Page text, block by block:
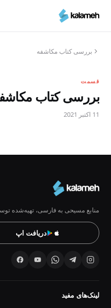
محتوای
بررسی کتاب مکاشفه
قسمت
بررسی کتاب مکاشفه،
11 اکتبر 2021
منابع مسیحی به فارسی، تهیه‌شده
دریافت اپ
لینک‌های مفید